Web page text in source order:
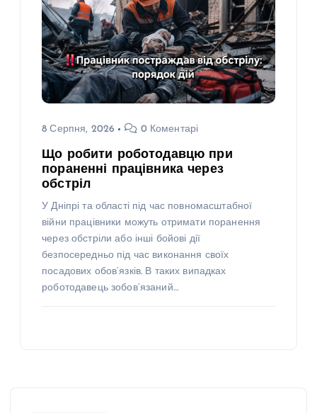
8 Серпня, 2026 0 Коментарі
Що робити роботодавцю при
пораненні працівника через
обстріл
У Дніпрі та області під час повномасштабної
війни працівники можуть отримати поранення
через обстріли або інші бойові дії
безпосередньо під час виконання своїх
посадових обов’язків. В таких випадках
роботодавець зобов’язаний…